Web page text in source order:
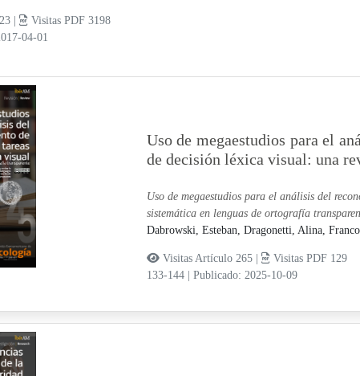
|
Visitas PDF 3198
04-01
Uso de megaestudios para el
de decisión léxica visual: una
Uso de megaestudios para el análisis del
sistemática en lenguas de ortografía
Dabrowski, Esteban, Dragonetti, Alina,
Visitas Artículo 265 |
Visitas PDF 129
133-144
Publicado: 2025-10-09